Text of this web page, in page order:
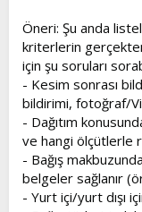
Öneri: Şu anda
kriterlerin
için şu soruları
- Kesim sonrası
bildirimi, fotoğraf/
- Dağıtım
ve hangi ölçütlerle
- Bağış
belgeler sağlanır
- Yurt içi/yurt dışı